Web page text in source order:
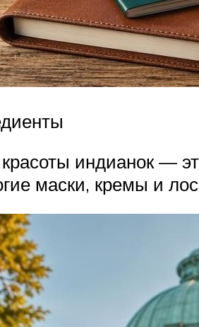
индианок —
маски, кремы и